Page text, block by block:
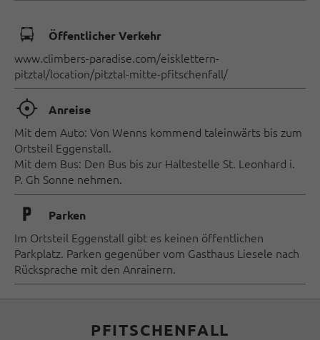
🕞 Öffentlicher Verkehr
www.climbers-paradise.com/eisklettern-
pitztal/location/pitztal-mitte-pfitschenfall/
🞞 Anreise
Mit dem Auto: Von Wenns kommend taleinwärts bis zum
Ortsteil Eggenstall.
Mit dem Bus: Den Bus bis zur Haltestelle St. Leonhard i.
P. Gh Sonne nehmen.
🐈 Parken
Im Ortsteil Eggenstall gibt es keinen öffentlichen
Parkplatz. Parken gegenüber vom Gasthaus Liesele nach
Rücksprache mit den Anrainern.
PFITSCHENFALL